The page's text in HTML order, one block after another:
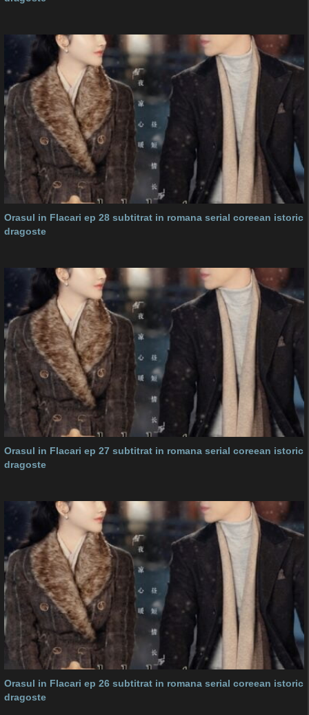
Orasul in Flacari ep 28 subtitrat in romana serial coreean istoric
dragoste
Orasul in Flacari ep 27 subtitrat in romana serial coreean istoric
dragoste
Orasul in Flacari ep 26 subtitrat in romana serial coreean istoric
dragoste